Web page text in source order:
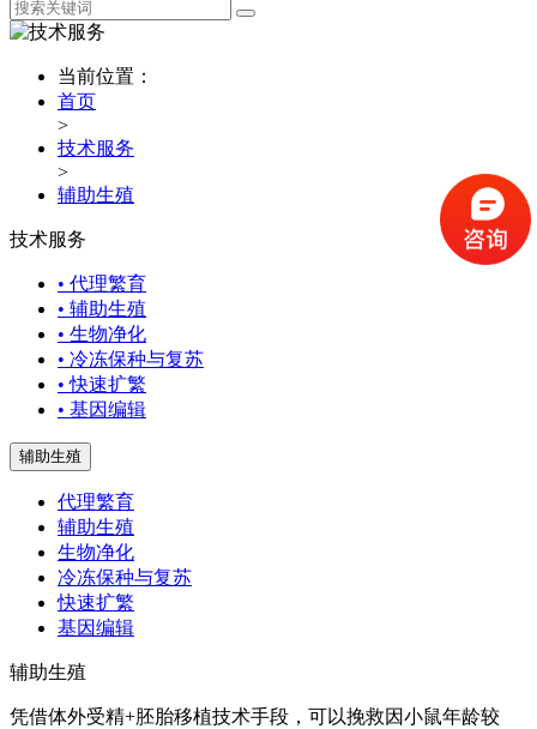
当前位置：
首页
>
技术服务
>
辅助生殖
技术服务
• 代理繁育
• 辅助生殖
• 生物净化
• 冷冻保种与复苏
• 快速扩繁
• 基因编辑
辅助生殖
代理繁育
辅助生殖
生物净化
冷冻保种与复苏
快速扩繁
基因编辑
辅助生殖
凭借体外受精+胚胎移植技术手段，可以挽救因小鼠年龄较